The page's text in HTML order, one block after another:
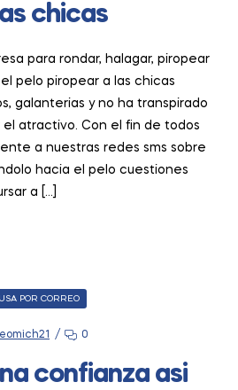
chicas
para rondar, halagar, piropear
pelo piropear a las chicas
galanterias y no ha transpirado
el atractivo. Con el fin de todos
a nuestras redes sms sobre
hacia el pelo cuestiones
a […]
POR CORREO
0
confianza asi